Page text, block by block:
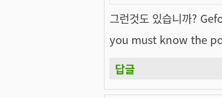
그런것도 있습니까?
you must know the
답글